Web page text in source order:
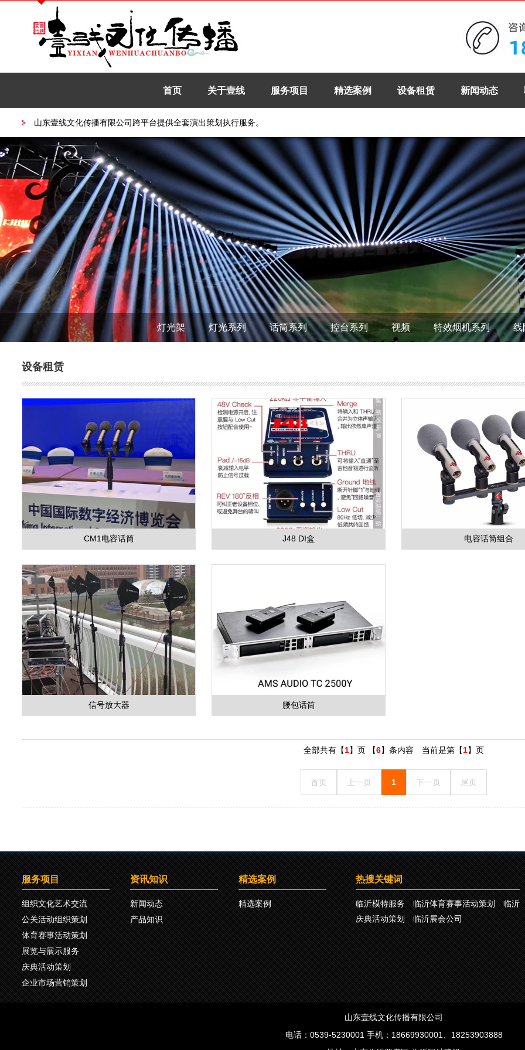
首页 关于壹线 服务项目 精选案例 设备租赁 新闻动态
山东壹线文化传播有限公司跨平台提供全套演出策划执行服务。
灯光架 灯光系列 话筒系列 控台系列 视频 特效烟机系列 线
设备租赁
CM1电容话筒 J48 DI盒 电容话筒组合
信号放大器 腰包话筒
全部共有【1】页 【6】条内容 当前是第【1】页
首页 上一页 1 下一页 尾页
服务项目
组织文化艺术交流
公关活动组织策划
体育赛事活动策划
展览与展示服务
庆典活动策划
企业市场营销策划
资讯知识
新闻动态
产品知识
精选案例
精选案例
热搜关键词
临沂模特服务 临沂体育赛事活动策划
临沂
庆典活动策划
临沂展会公司
山东壹线文化传播有限公司
电话：0539-5230001 手机：18669930001、18253903888